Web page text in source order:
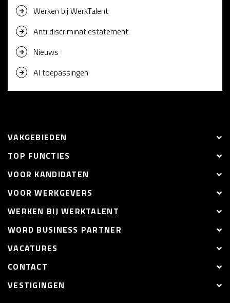
Werken bij WerkTalent
Anti discriminatiestatement
Nieuws
AI toepassingen
VAKGEBIEDEN
TOP FUNCTIES
VOOR KANDIDATEN
VOOR WERKGEVERS
WERKEN BIJ WERKTALENT
WORD BUSINESS PARTNER
VACATURES
CONTACT
VESTIGINGEN